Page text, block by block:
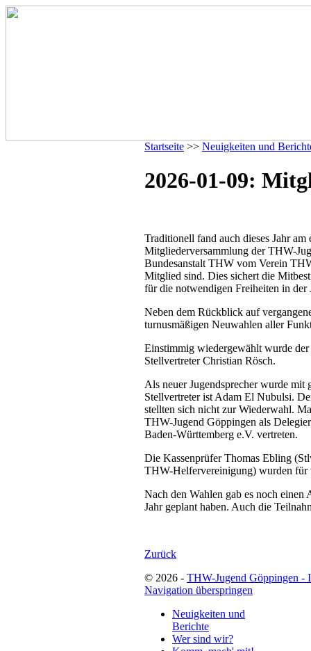
Startseite >> Neuigkeiten und
2026-01-09:
Traditionell fand auch dieses Jahr am
Mitgliederversammlung der THW-
Bundesanstalt THW vom Verein
Mitglied sind. Dies sichert die
für die notwendigen Freiheiten in der
Neben dem Rückblick auf
turnusmäßigen Neuwahlen aller
Einstimmig wiedergewählt wurde
Stellvertreter Christian Rösch.
Als neuer Jugendsprecher wurde
Stellvertreter ist Adam El Nubulsi.
stellten sich nicht zur Wiederwahl.
THW-Jugend Göppingen als
Baden-Württemberg e.V. vertreten.
Die Kassenprüfer Thomas Ebling
THW-Helfervereinigung) wurden für
Nach den Wahlen gab es noch
Jahr geplant haben. Auch die
Zurück
© 2026 - THW-Jugend Göppingen -
Navigation überspringen
Neuigkeiten und
Berichte
Wer sind wir?